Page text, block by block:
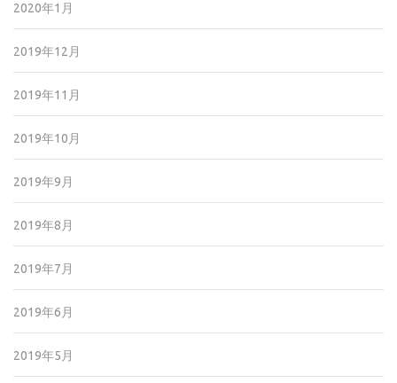
2020年1月
2019年12月
2019年11月
2019年10月
2019年9月
2019年8月
2019年7月
2019年6月
2019年5月